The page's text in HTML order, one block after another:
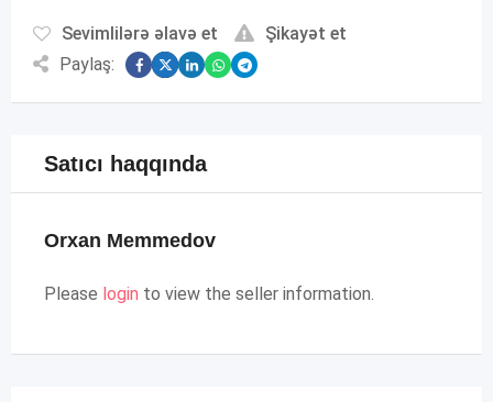
Sevimlilərə əlavə et
Şikayət et
Paylaş:
Satıcı haqqında
Orxan Memmedov
Please login to view the seller information.